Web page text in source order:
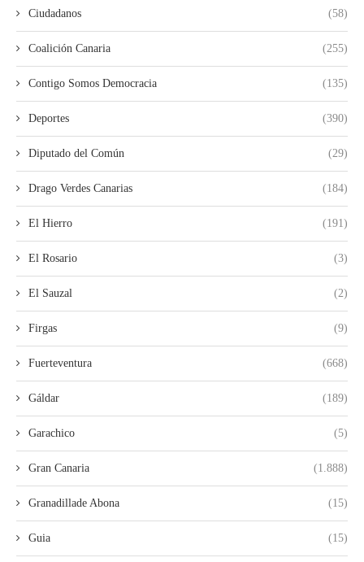
Ciudadanos (58)
Coalición Canaria (255)
Contigo Somos Democracia (135)
Deportes (390)
Diputado del Común (29)
Drago Verdes Canarias (184)
El Hierro (191)
El Rosario (3)
El Sauzal (2)
Firgas (9)
Fuerteventura (668)
Gáldar (189)
Garachico (5)
Gran Canaria (1.888)
Granadillade Abona (15)
Guia (15)